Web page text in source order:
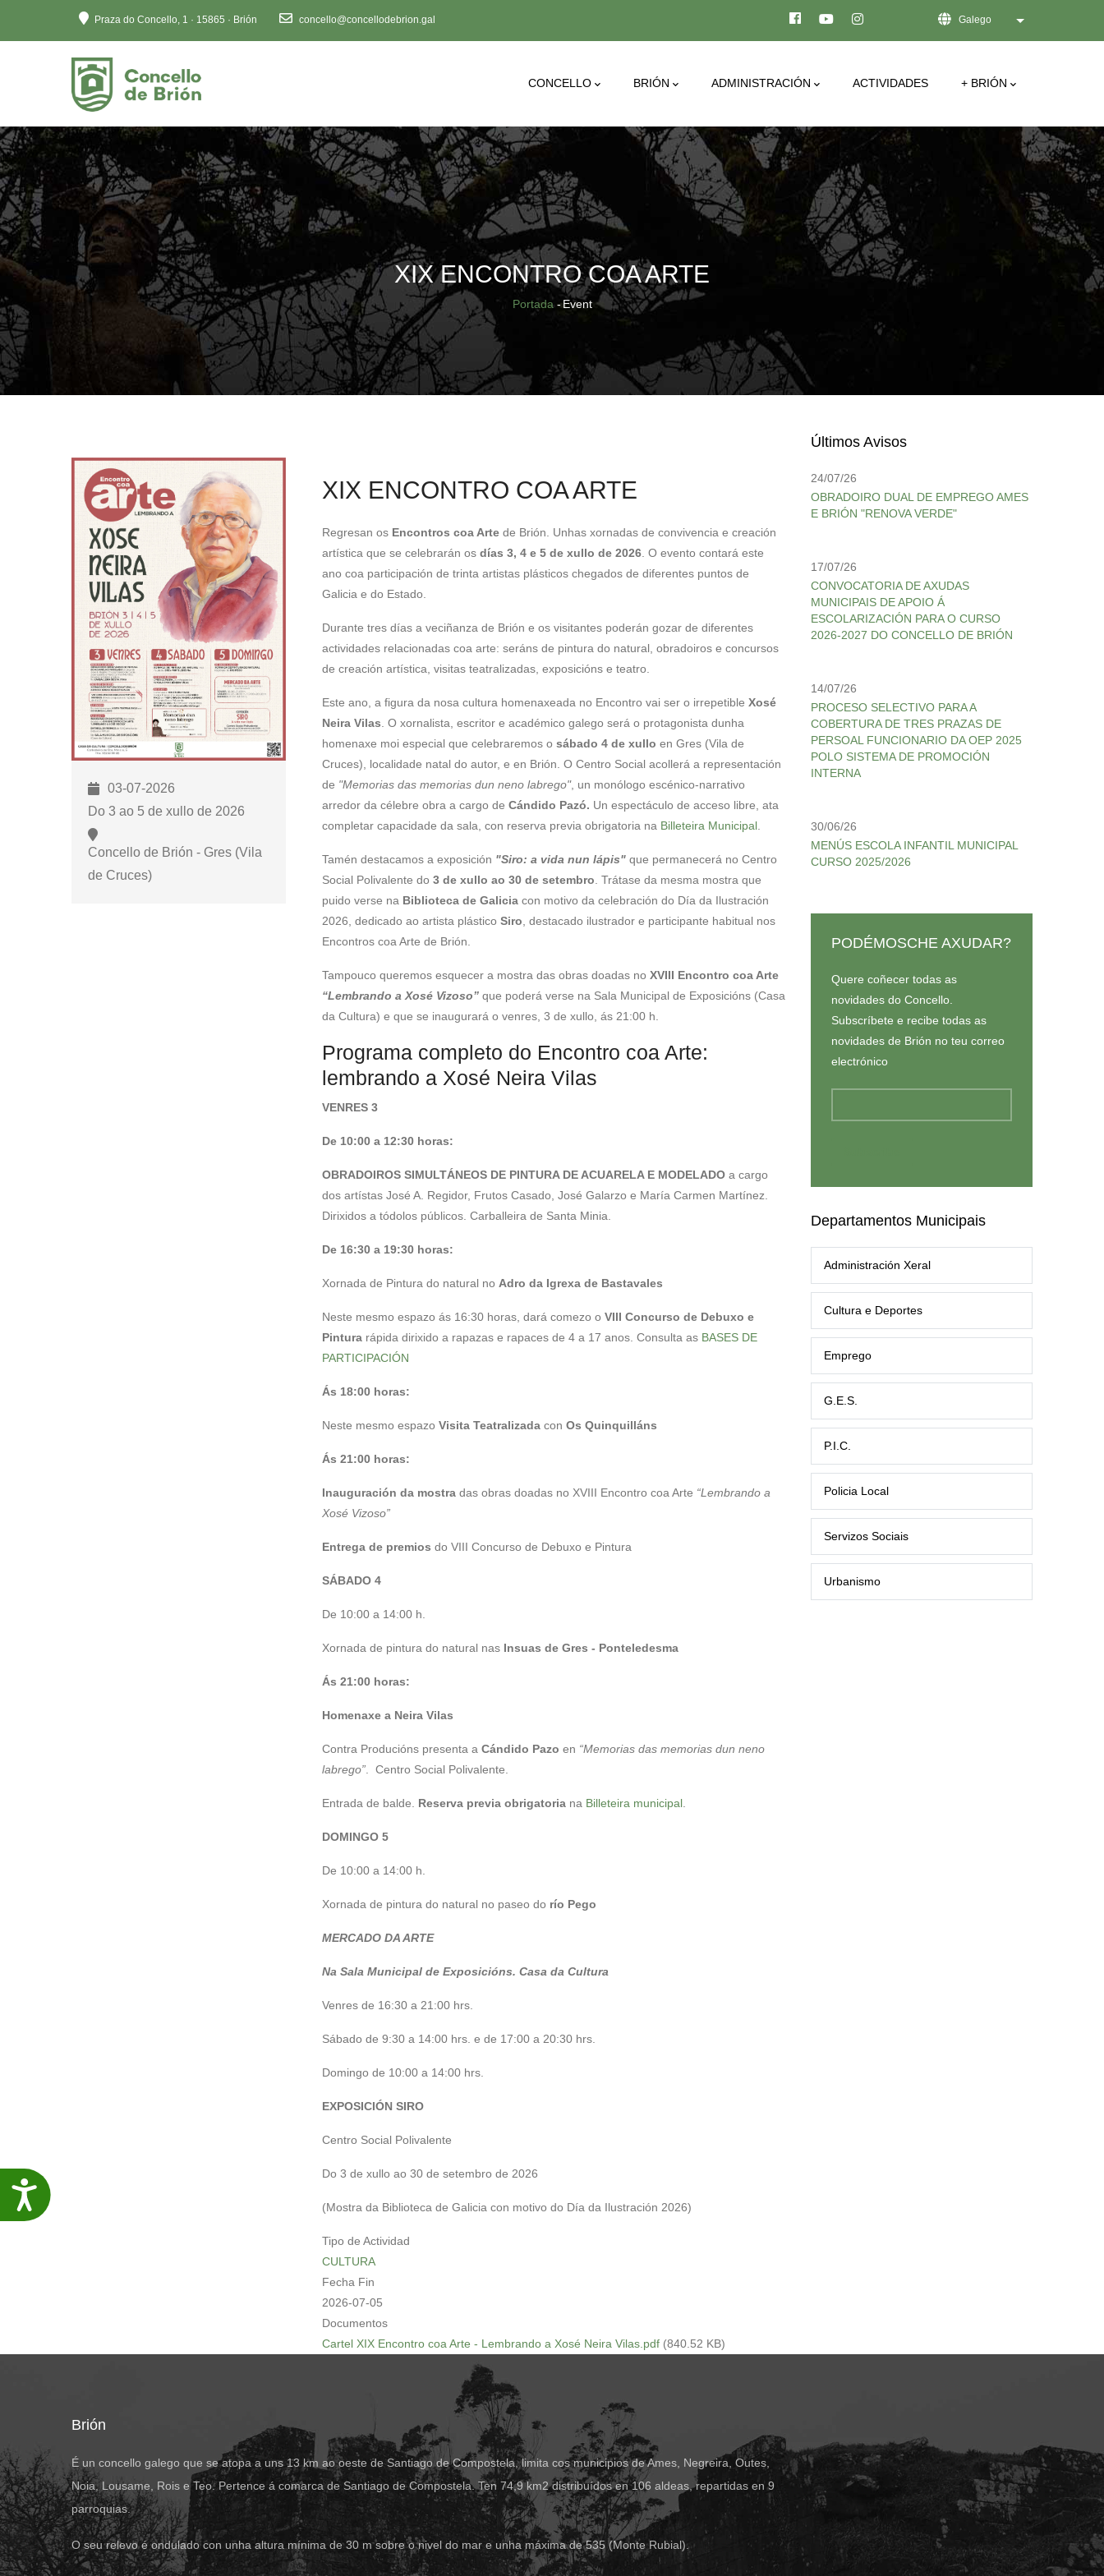
web
inclúe
un
sistema
de
accesibilidade.
Preme
Control-
F11
para
axustar
o
sitio
Accesibilidade
Praza do Concello, 1 · 15865 · Brión concello@concellodebrion.gal Galego List additional
Main
CONCELLO BRIÓN ADMINISTRACIÓN ACTIVIDADES + BRIÓN
XIX ENCONTRO COA ARTE
Breadcrumb
Portada -Event
03-07-2026
Do 3 ao 5 de xullo de 2026
Concello de Brión - Gres (Vila
de Cruces)
XIX ENCONTRO COA ARTE
Regresan os Encontros coa Artede Brión. Unhas xornadas de convivencia e creación
artística que se celebrarán os días 3, 4 e 5 de xullo de 2026. O evento contará este
ano coa participación de trinta artistas plásticos chegados de diferentes puntos de
Galicia e do Estado.
Durante tres días a veciñanza de Brión e os visitantes poderán gozar de diferentes
actividades relacionadas coa arte: seráns de pintura do natural, obradoiros e concursos
de creación artística, visitas teatralizadas, exposicións e teatro.
Este ano, a figura da nosa cultura homenaxeada no Encontro vai ser o irrepetible Xosé
Neira Vilas . O xornalista, escritor e académico galego será o protagonista dunha
homenaxe moi especial que celebraremos o sábado 4 de xullo en Gres (Vila de
Cruces), localidade natal do autor, e en Brión. O Centro Social acollerá a representación
de "Memorias das memorias dun neno labrego", un monólogo escénico-narrativo
arredor da célebre obra a cargo de Cándido Pazó. Un espectáculo de acceso libre, ata
completar capacidade da sala, con reserva previa obrigatoria na Billeteira Municipal.
Tamén destacamos a exposición "Siro: a vida nun lápis" que permanecerá no Centro
Social Polivalente do 3 de xullo ao 30 de setembro . Trátase da mesma mostra que
puido verse na Biblioteca de Galiciacon motivo da celebración do Día da Ilustración
2026, dedicado ao artista plástico Siro , destacado ilustrador e participante habitual nos
Encontros coa Arte de Brión.
Tampouco queremos esquecer a mostra das obras doadas no XVIII Encontro coa Arte
“Lembrando a Xosé Vizoso” que poderá verse na Sala Municipal de Exposicións (Casa
da Cultura) e que se inaugurará o venres, 3 de xullo, ás 21:00 h.
Programa completo do Encontro coa Arte:
lembrando a Xosé Neira Vilas
VENRES 3
De 10:00 a 12:30 horas:
OBRADOIROS SIMULTÁNEOS DE PINTURA DE ACUARELA E MODELADOa cargo
dos artístas José A. Regidor, Frutos Casado, José Galarzo e María Carmen Martínez.
Dirixidos a tódolos públicos. Carballeira de Santa Minia.
De 16:30 a 19:30 horas:
Xornada de Pintura do natural no Adro da Igrexa de Bastavales
Neste mesmo espazo ás 16:30 horas, dará comezo o VIII Concurso de Debuxo e
Pinturarápida dirixido a rapazas e rapaces de 4 a 17 anos. Consulta as BASES DE
PARTICIPACIÓN
Ás 18:00 horas:
Neste mesmo espazo Visita Teatralizada con Os Quinquilláns
Ás 21:00 horas:
Inauguración da mostradas obras doadas no XVIII Encontro coa Arte “Lembrando a
Xosé Vizoso”
Entrega de premios do VIII Concurso de Debuxo e Pintura
SÁBADO 4
De 10:00 a 14:00 h.
Xornada de pintura do natural nas Insuas de Gres - Ponteledesma
Ás 21:00 horas:
Homenaxe a Neira Vilas
Contra Producións presenta a Cándido Pazo en “Memorias das memorias dun neno
labrego”. Centro Social Polivalente.
Entrada de balde. Reserva previa obrigatoriana Billeteira municipal.
DOMINGO 5
De 10:00 a 14:00 h.
Xornada de pintura do natural no paseo do río Pego
MERCADO DA ARTE
Na Sala Municipal de Exposicións. Casa da Cultura
Venres de 16:30 a 21:00 hrs.
Sábado de 9:30 a 14:00 hrs. e de 17:00 a 20:30 hrs.
Domingo de 10:00 a 14:00 hrs.
EXPOSICIÓN SIRO
Centro Social Polivalente
Do 3 de xullo ao 30 de setembro de 2026
(Mostra da Biblioteca de Galicia con motivo do Día da Ilustración 2026)
Tipo de Actividad
CULTURA
Fecha Fin
2026-07-05
Documentos
Cartel XIX Encontro coa Arte - Lembrando a Xosé Neira Vilas.pdf (840.52 KB)
Últimos Avisos
24/07/26
OBRADOIRO DUAL DE EMPREGO AMES
E BRIÓN "RENOVA VERDE"
17/07/26
CONVOCATORIA DE AXUDAS
MUNICIPAIS DE APOIO Á
ESCOLARIZACIÓN PARA O CURSO
2026-2027 DO CONCELLO DE BRIÓN
14/07/26
PROCESO SELECTIVO PARA A
COBERTURA DE TRES PRAZAS DE
PERSOAL FUNCIONARIO DA OEP 2025
POLO SISTEMA DE PROMOCIÓN
INTERNA
30/06/26
MENÚS ESCOLA INFANTIL MUNICIPAL
CURSO 2025/2026
PODÉMOSCHE AXUDAR?
Quere coñecer todas as
novidades do Concello.
Subscríbete e recibe todas as
novidades de Brión no teu correo
electrónico
Departamentos Municipais
Administración Xeral
Cultura e Deportes
Emprego
G.E.S.
P.I.C.
Policia Local
Servizos Sociais
Urbanismo
Brión
É un concello galego que se atopa a uns 13 km ao oeste de Santiago de Compostela, limita cos municipios de Ames, Negreira, Outes,
Noia, Lousame, Rois e Teo. Pertence á comarca de Santiago de Compostela. Ten 74,9 km2 distribuídos en 106 aldeas, repartidas en 9
parroquias.
O seu relevo é ondulado con unha altura mínima de 30 m sobre o nivel do mar e unha máxima de 535 (Monte Rubial).